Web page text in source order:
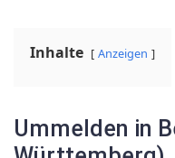
Inhalte Anzeigen
Ummelden in